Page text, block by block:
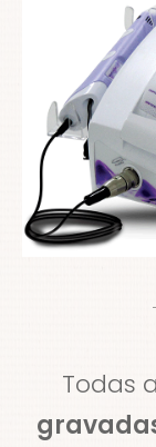
Todas